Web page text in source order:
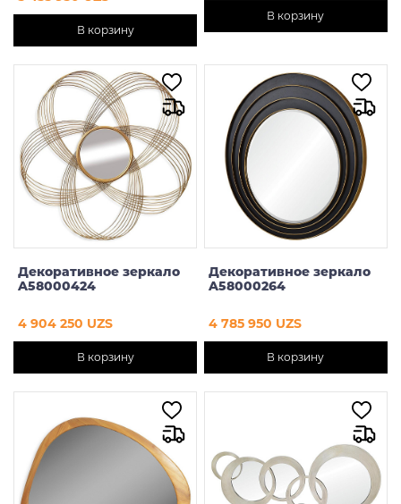
В корзину
В корзину
Декоративное зеркало
A58000424
4 904 250 UZS
В корзину
Декоративное зеркало
A58000264
4 785 950 UZS
В корзину